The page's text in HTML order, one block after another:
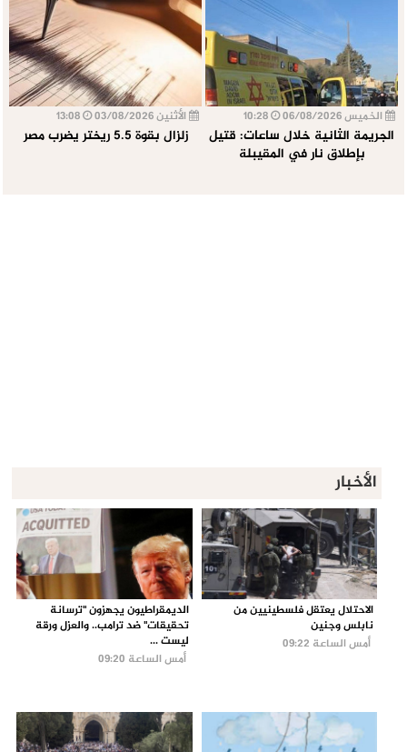
الخميس 06/08/2026
الجريمة الثانية خلال ساعات: قتيل
بإطلاق نار في المقيبلة
الأثنين 03/08/2026
زلزال بقوة 5.5 ريختر يضرب مصر
الأخبار
الاحتلال يعتقل فلسطينيين من
نابلس وجنين
أمس الساعة 09:22
الديمقراطيون يجهزون "ترسانة
تحقيقات" ضد ترامب.. والعزل ورقة
ليست ...
أمس الساعة 09:20